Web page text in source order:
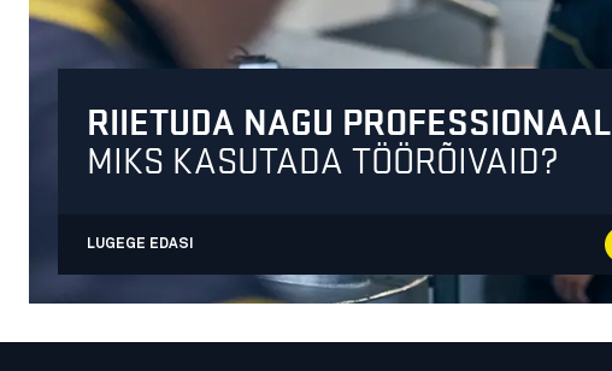
RIIETUDA NAGU PROFESSIONAAL
MIKS KASUTADA TÖÖRÕIVAID?
LUGEGE EDASI